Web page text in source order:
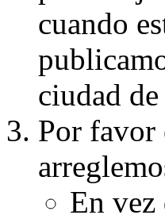
cuando
ciudad
Por favor
En